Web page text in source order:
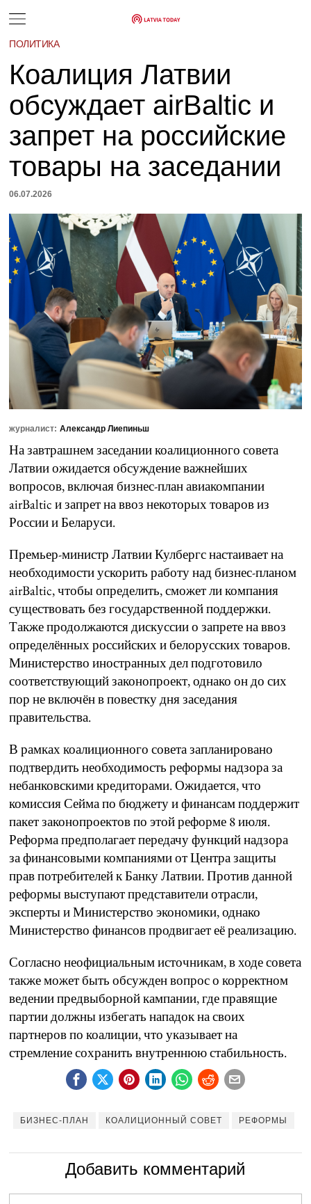
ПОЛИТИКА
Коалиция Латвии
обсуждает airBaltic и
запрет на российские
товары на заседании
06.07.2026
журналист: Александр Лиепиньш
На завтрашнем заседании коалиционного совета
Латвии ожидается обсуждение важнейших
вопросов, включая бизнес-план авиакомпании
airBaltic и запрет на ввоз некоторых товаров из
России и Беларуси.
Премьер-министр Латвии Кулбергс настаивает на
необходимости ускорить работу над бизнес-планом
airBaltic, чтобы определить, сможет ли компания
существовать без государственной поддержки.
Также продолжаются дискуссии о запрете на ввоз
определённых российских и белорусских товаров.
Министерство иностранных дел подготовило
соответствующий законопроект, однако он до сих
пор не включён в повестку дня заседания
правительства.
В рамках коалиционного совета запланировано
подтвердить необходимость реформы надзора за
небанковскими кредиторами. Ожидается, что
комиссия Сейма по бюджету и финансам поддержит
пакет законопроектов по этой реформе 8 июля.
Реформа предполагает передачу функций надзора
за финансовыми компаниями от Центра защиты
прав потребителей к Банку Латвии. Против данной
реформы выступают представители отрасли,
эксперты и Министерство экономики, однако
Министерство финансов продвигает её реализацию.
Согласно неофициальным источникам, в ходе совета
также может быть обсужден вопрос о корректном
ведении предвыборной кампании, где правящие
партии должны избегать нападок на своих
партнеров по коалиции, что указывает на
стремление сохранить внутреннюю стабильность.
БИЗНЕС-ПЛАН КОАЛИЦИОННЫЙ СОВЕТ РЕФОРМЫ
Добавить комментарий